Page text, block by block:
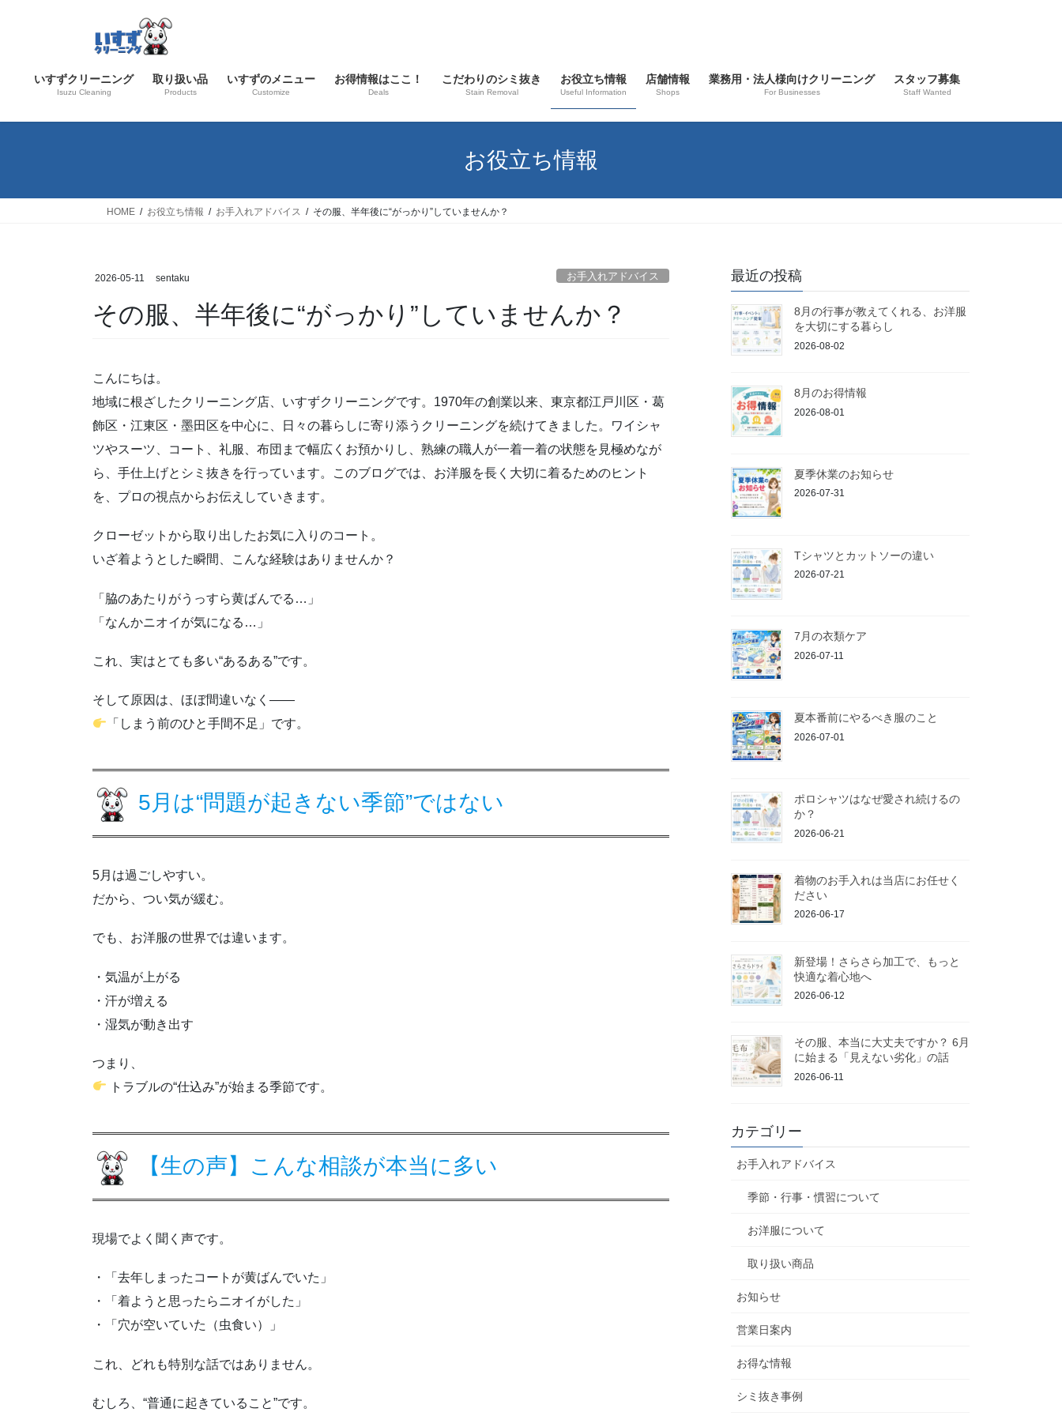
ス
ン
いすずクリーニング
Isuzu Cleaning
取り扱い品
Products
いすずのメニュー
Customize
お得情報はここ！
Deals
こだわりのシミ抜き
Stain Removal
お役立ち情報
Useful Information
店舗情報
Shops
業務用・法人様向けクリーニング
For Businesses
スタッフ募集
Staff Wanted
お役立ち情報
HOME お役立ち情報 お手入れアドバイス その服、半年後に“がっかり”していませんか？
2026-05-11 sentaku お手入れアドバイス
その服、半年後に“がっかり”していませんか？
こんにちは。
地域に根ざしたクリーニング店、いすずクリーニングです。1970年の創業以来、東京都江戸川区・葛
飾区・江東区・墨田区を中心に、日々の暮らしに寄り添うクリーニングを続けてきました。ワイシャ
ツやスーツ、コート、礼服、布団まで幅広くお預かりし、熟練の職人が一着一着の状態を見極めなが
ら、手仕上げとシミ抜きを行っています。このブログでは、お洋服を長く大切に着るためのヒント
を、プロの視点からお伝えしていきます。
クローゼットから取り出したお気に入りのコート。
いざ着ようとした瞬間、こんな経験はありませんか？
「脇のあたりがうっすら黄ばんでる…」
「なんかニオイが気になる…」
これ、実はとても多い“あるある”です。
そして原因は、ほぼ間違いなく――
「しまう前のひと手間不足」です。
5月は“問題が起きない季節”ではない
5月は過ごしやすい。
だから、つい気が緩む。
でも、お洋服の世界では違います。
・気温が上がる
・汗が増える
・湿気が動き出す
つまり、
トラブルの“仕込み”が始まる季節です。
【生の声】こんな相談が本当に多い
現場でよく聞く声です。
・「去年しまったコートが黄ばんでいた」
・「着ようと思ったらニオイがした」
・「穴が空いていた（虫食い）」
これ、どれも特別な話ではありません。
むしろ、“普通に起きていること”です。
最近の投稿
8月の行事が教えてくれる、お洋服
を大切にする暮らし
2026-08-02
8月のお得情報
2026-08-01
夏季休業のお知らせ
2026-07-31
Tシャツとカットソーの違い
2026-07-21
7月の衣類ケア
2026-07-11
夏本番前にやるべき服のこと
2026-07-01
ポロシャツはなぜ愛され続けるの
か？
2026-06-21
着物のお手入れは当店にお任せく
ださい
2026-06-17
新登場！さらさら加工で、もっと
快適な着心地へ
2026-06-12
その服、本当に大丈夫ですか？ 6月
に始まる「見えない劣化」の話
2026-06-11
カテゴリー
お手入れアドバイス
季節・行事・慣習について
お洋服について
取り扱い商品
お知らせ
営業日案内
お得な情報
シミ抜き事例